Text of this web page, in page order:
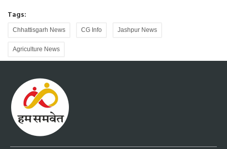
Tags:
Chhattisgarh News CG Info Jashpur News
Agriculture News